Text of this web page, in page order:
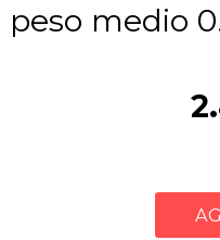
peso medio